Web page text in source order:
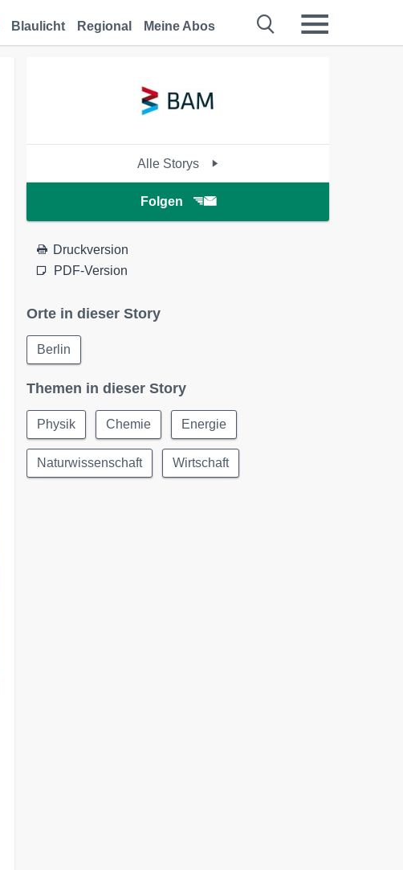
Blaulicht Regional Meine Abos
Alle Storys
Folgen
Druckversion
PDF-Version
Orte in dieser Story
Berlin
Themen in dieser Story
Physik Chemie Energie
Naturwissenschaft Wirtschaft